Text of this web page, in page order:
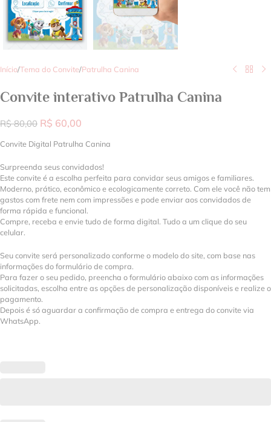
Início/Tema do Convite/Patrulha Canina
Convite interativo Patrulha Canina
R$80,00 R$ 60,00
Convite Digital Patrulha Canina
Surpreenda seus convidados!
Este convite é a escolha perfeita para convidar seus amigos e familiares.
Moderno, prático, econômico e ecologicamente correto. Com ele você não tem
gastos com frete nem com impressões e pode enviar aos convidados de
forma rápida e funcional.
Compre, receba e envie tudo de forma digital. Tudo a um clique do seu
celular.
Seu convite será personalizado conforme o modelo do site, com base nas
informações do formulário de compra.
Para fazer o seu pedido, preencha o formulário abaixo com as informações
solicitadas, escolha entre as opções de personalização disponíveis e realize o
pagamento.
Depois é só aguardar a confirmação de compra e entrega do convite via
WhatsApp.